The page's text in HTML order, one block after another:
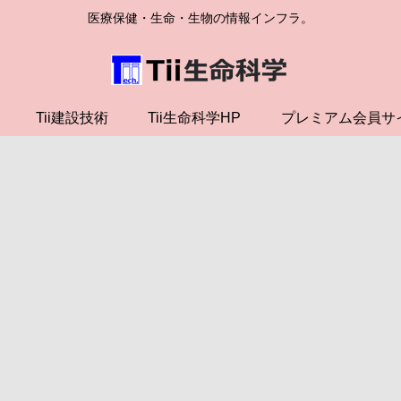
医療保健・生命・生物の情報インフラ。
Tii建設技術 Tii生命科学HP プレミアム会員サ